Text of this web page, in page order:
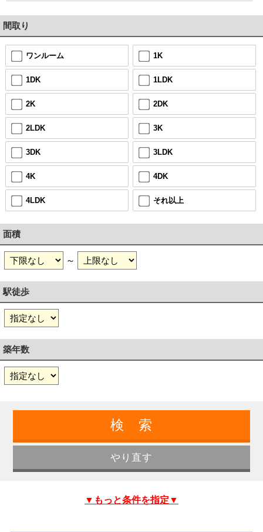
間取り
ワンルーム 1K
1DK 1LDK
2K 2DK
2LDK 3K
3DK 3LDK
4K 4DK
4LDK それ以上
面積
～
駅徒歩
築年数
▼もっと条件を指定▼